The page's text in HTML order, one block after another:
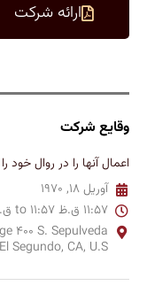
ارائه شرکت
وقایع شرکت
اعمال آنها را در روال خود را
آوریل 18, 1970
11:57 ق.ظ to 11:57 ق.ظ
400 S. Sepulveda
Segundo, CA, U.S.